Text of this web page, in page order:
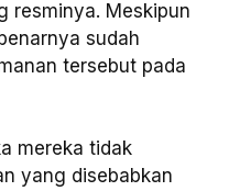
resminya. Meskipun
sudah
tersebut pada
mereka tidak
yang disebabkan